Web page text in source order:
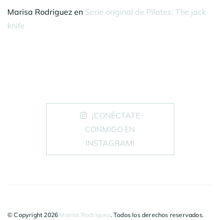
Marisa Rodriguez en Serie original de Pilates: The jack
knife
¡CONÉCTATE
CONMIGO EN
INSTAGRAM!
© Copyright 2026 Marisa Rodriguez. Todos los derechos reservados.